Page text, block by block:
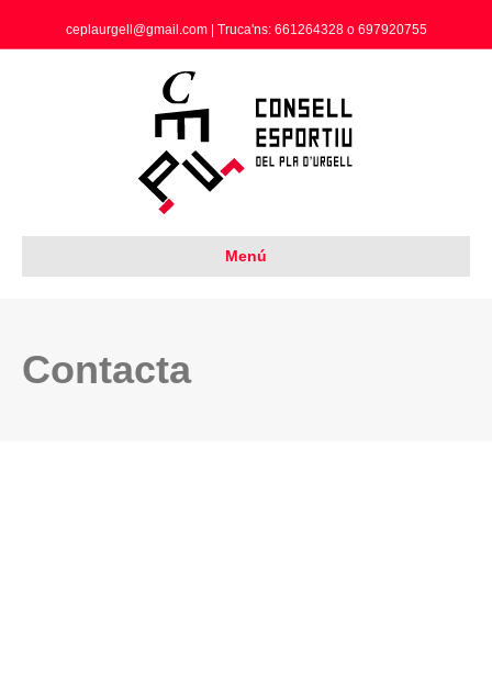
ceplaurgell@gmail.com | Truca'ns: 661264328 o 697920755
Menú
Contacta